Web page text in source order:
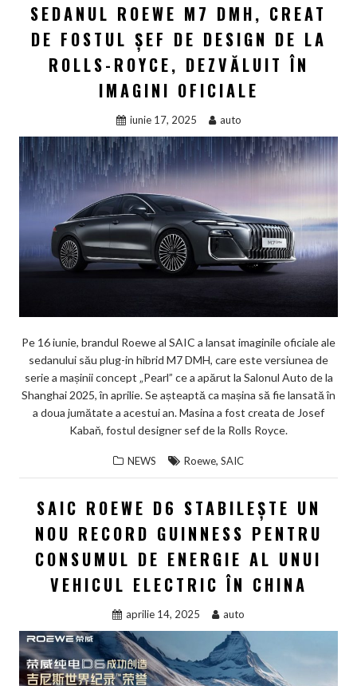
SEDANUL ROEWE M7 DMH, CREAT
DE FOSTUL ȘEF DE DESIGN DE LA
ROLLS-ROYCE, DEZVĂLUIT ÎN
IMAGINI OFICIALE
iunie 17, 2025 auto
Pe 16 iunie, brandul Roewe al SAIC a lansat imaginile oficiale ale
sedanului său plug-in hibrid M7 DMH, care este versiunea de
serie a mașinii concept „Pearl” ce a apărut la Salonul Auto de la
Shanghai 2025, în aprilie. Se așteaptă ca mașina să fie lansată în
a doua jumătate a acestui an. Masina a fost creata de Josef
Kabaň, fostul designer sef de la Rolls Royce.
NEWS Roewe, SAIC
SAIC ROEWE D6 STABILEȘTE UN
NOU RECORD GUINNESS PENTRU
CONSUMUL DE ENERGIE AL UNUI
VEHICUL ELECTRIC ÎN CHINA
aprilie 14, 2025 auto